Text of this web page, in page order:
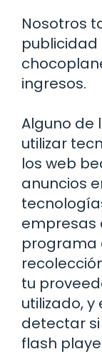
Nosotros
ingresos.
Alguno de
utilizar
los web
anuncios
empresas
programa
tu
utilizado,
detectar
flash